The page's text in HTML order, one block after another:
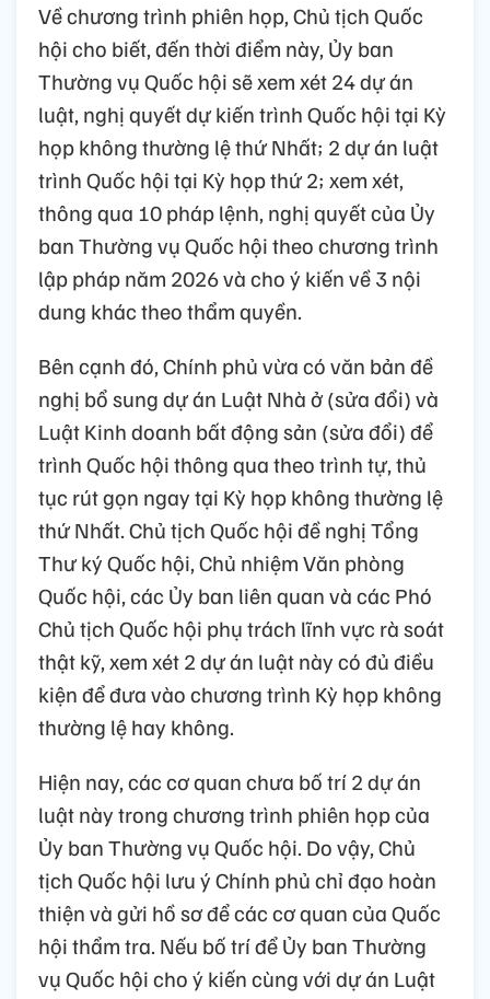
Về chương trình phiên họp, Chủ tịch Quốc
hội cho biết, đến thời điểm này, Ủy ban
Thường vụ Quốc hội sẽ xem xét 24 dự án
luật, nghị quyết dự kiến trình Quốc hội tại Kỳ
họp không thường lệ thứ Nhất; 2 dự án luật
trình Quốc hội tại Kỳ họp thứ 2; xem xét,
thông qua 10 pháp lệnh, nghị quyết của Ủy
ban Thường vụ Quốc hội theo chương trình
lập pháp năm 2026 và cho ý kiến về 3 nội
dung khác theo thẩm quyền.
Bên cạnh đó, Chính phủ vừa có văn bản đề
nghị bổ sung dự án Luật Nhà ở (sửa đổi) và
Luật Kinh doanh bất động sản (sửa đổi) để
trình Quốc hội thông qua theo trình tự, thủ
tục rút gọn ngay tại Kỳ họp không thường lệ
thứ Nhất. Chủ tịch Quốc hội đề nghị Tổng
Thư ký Quốc hội, Chủ nhiệm Văn phòng
Quốc hội, các Ủy ban liên quan và các Phó
Chủ tịch Quốc hội phụ trách lĩnh vực rà soát
thật kỹ, xem xét 2 dự án luật này có đủ điều
kiện để đưa vào chương trình Kỳ họp không
thường lệ hay không.
Hiện nay, các cơ quan chưa bố trí 2 dự án
luật này trong chương trình phiên họp của
Ủy ban Thường vụ Quốc hội. Do vậy, Chủ
tịch Quốc hội lưu ý Chính phủ chỉ đạo hoàn
thiện và gửi hồ sơ để các cơ quan của Quốc
hội thẩm tra. Nếu bố trí để Ủy ban Thường
vụ Quốc hội cho ý kiến cùng với dự án Luật